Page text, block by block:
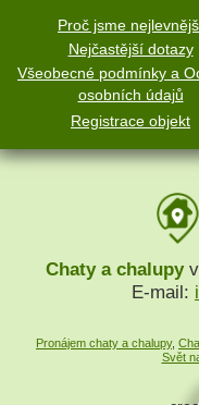
Proč jsme
Nejčastější dotazy
Všeobecné podmínky a
osobních údajů
Registrace objekt
Chaty a chalupyv
E-mail:
Pronájem chaty a chalupy,
Svět